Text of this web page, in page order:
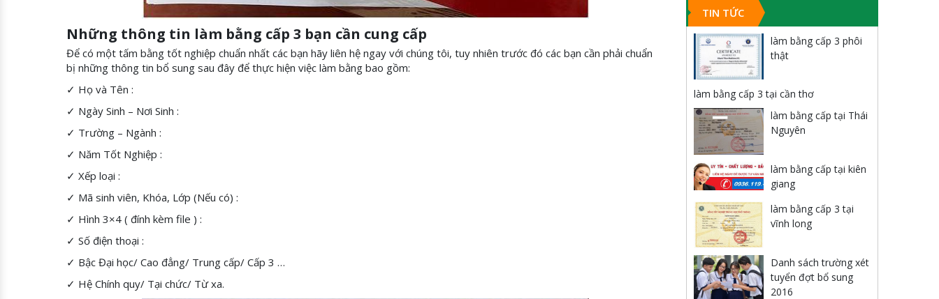
Những thông tin làm bằng cấp 3 bạn cần cung cấp
Để có một tấm bằng tốt nghiệp chuẩn nhất các bạn hãy liên hệ ngay với chúng tôi, tuy nhiên trước đó các bạn cần phải chuẩn
bị những thông tin bổ sung sau đây để thực hiện việc làm bằng bao gồm:
✓ Họ và Tên :
✓ Ngày Sinh – Nơi Sinh :
✓ Trường – Ngành :
✓ Năm Tốt Nghiệp :
✓ Xếp loại :
✓ Mã sinh viên, Khóa, Lớp (Nếu có) :
✓ Hình 3×4 ( đính kèm file ) :
✓ Số điện thoại :
✓ Bậc Đại học/ Cao đẳng/ Trung cấp/ Cấp 3 …
✓ Hệ Chính quy/ Tại chức/ Từ xa.
TIN TỨC
làm bằng cấp 3 phôi
thật
làm bằng cấp 3 tại cần thơ
làm bằng cấp tại Thái
Nguyên
làm bằng cấp tại kiên
giang
làm bằng cấp 3 tại
vĩnh long
Danh sách trường xét
tuyển đợt bổ sung
2016